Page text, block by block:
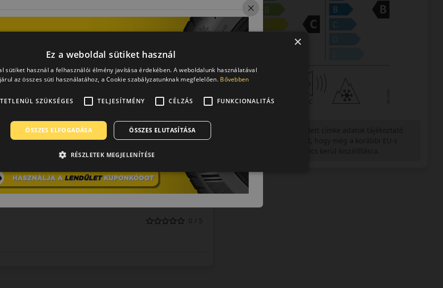
képes. A zajcsökkentő mintázat és a rugalmas
akik télen sem szeretnének kompromisszumot kötni a
arculata a hetvenes évek közepén alakult ki, amikor
verseny abroncsokat gyártani. A szükséges
kategóriájában a Pirelli azóta is komoly szereplőként
0 / 5
×
Ez a weboldal sütiket használ
sütiket használ a felhasználói élmény javítása érdekében. A weboldalunk használatával
az összes süti használatához, a Cookie szabályzatunknak megfelelően. Bővebben
SZÜKSÉGES TELJESÍTMÉNY CÉLZÁS FUNKCIONALITÁS
ÖSSZES ELFOGADÁSA ÖSSZES ELUTASÍTÁSA
RÉSZLETEK MEGJELENÍTÉSE